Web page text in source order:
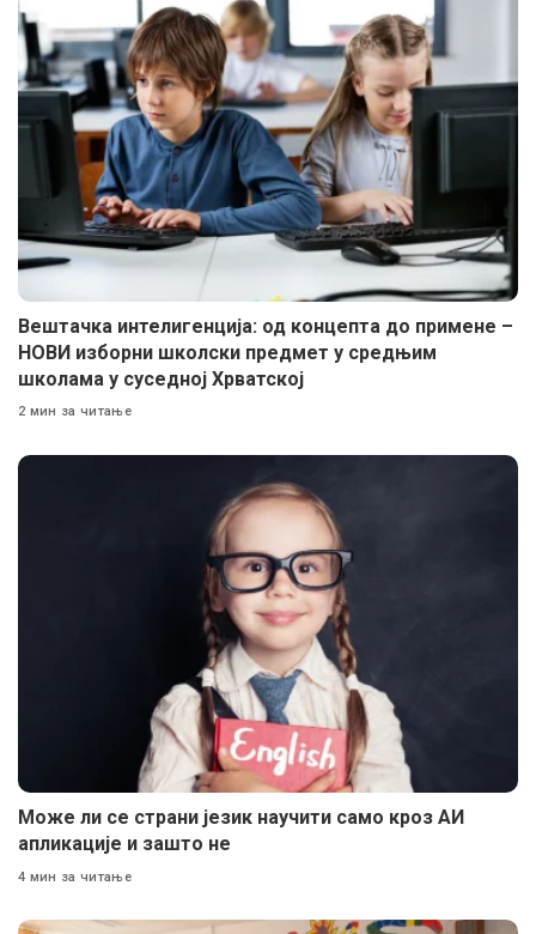
Вештачка интелигенција: од концепта до примене –
НОВИ изборни школски предмет у средњим
школама у суседној Хрватској
2 мин за читање
Може ли се страни језик научити само кроз АИ
апликације и зашто не
4 мин за читање